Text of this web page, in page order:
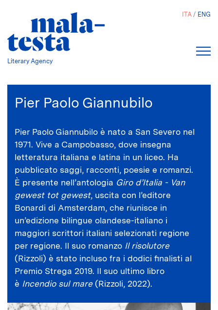
Literary Agency
ITA ENG
Pier Paolo Giannubilo
Pier Paolo Giannubilo è nato a San Severo nel
1971. Vive a Campobasso, dove insegna
letteratura italiana e latina in un liceo. Ha
pubblicato saggi, racconti, poesie e romanzi.
È presente nell’antologia Giro d’Italia - Van
gewest tot gewest, uscita con l’editore
Bonardi di Amsterdam, che riunisce in
un’edizione bilingue olandese-italiano i
maggiori scrittori italiani selezionati regione
per regione. Il suo romanzo Il risolutore
(Rizzoli) è stato incluso fra i dodici finalisti al
Premio Strega 2019. Il suo ultimo libro
è Incendio sul mare (Rizzoli, 2022).